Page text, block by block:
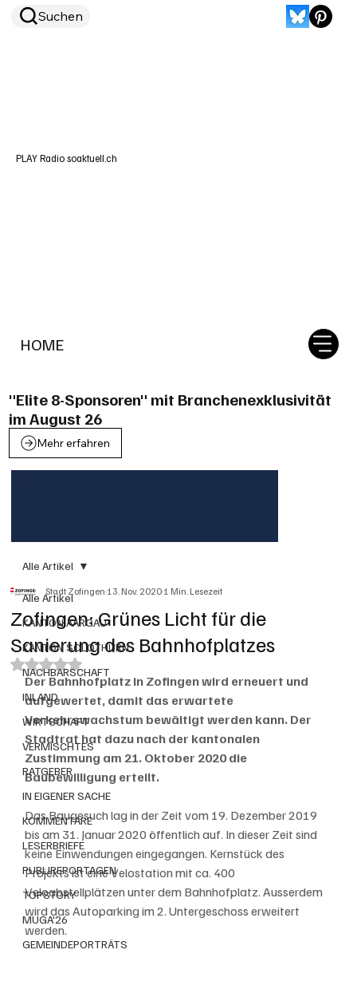
HOME
Suchen
PLAY Radio soaktuell.ch
"Elite 8-Sponsoren" mit Branchenexklusivität
im August 26
Mehr erfahren
Alle Artikel
KANTON AARGAU
KANTON SOLOTHURN
NACHBARSCHAFT
INLAND
WIRTSCHAFT
VERMISCHTES
RATGEBER
IN EIGENER SACHE
KOMMENTARE
LESERBRIEFE
PUBLIREPORTAGEN
TOPSTORY
MUGA'26
GEMEINDEPORTRÄTS
Alle Artikel
Zofingen: Grünes Licht für die
Sanierung des Bahnhofplatzes
Stadt Zofingen13. Nov. 20201 Min. Lesezeit
Mit NaN von 5 Sternen bewertet.
Der Bahnhofplatz in Zofingen wird erneuert und
aufgewertet, damit das erwartete
Verkehrswachstum bewältigt werden kann. Der
Stadtrat hat dazu nach der kantonalen
Zustimmung am 21. Oktober 2020 die
Baubewilligung erteilt.
Das Baugesuch lag in der Zeit vom 19. Dezember 2019
bis am 31. Januar 2020 öffentlich auf. In dieser Zeit sind
keine Einwendungen eingegangen. Kernstück des
Projekts ist eine Velostation mit ca. 400
Veloabstellplätzen unter dem Bahnhofplatz. Ausserdem
wird das Autoparking im 2. Untergeschoss erweitert
werden.